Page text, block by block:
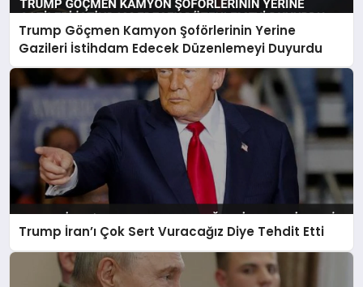
Trump Göçmen Kamyon Şoförlerinin Yerine
Gazileri İstihdam Edecek Düzenlemeyi Duyurdu
Trump İran’ı Çok Sert Vuracağız Diye Tehdit Etti